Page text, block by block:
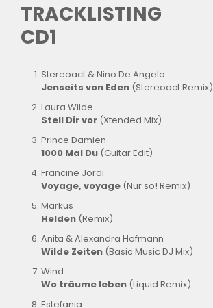
TRACKLISTING
CD1
Stereoact & Nino De Angelo
Jenseits von Eden (Stereoact Remix)
Laura Wilde
Stell Dir vor (Xtended Mix)
Prince Damien
1000 Mal Du (Guitar Edit)
Francine Jordi
Voyage, voyage (Nur so! Remix)
Markus
Helden (Remix)
Anita & Alexandra Hofmann
Wilde Zeiten (Basic Music DJ Mix)
Wind
Wo träume leben (Liquid Remix)
Estefania